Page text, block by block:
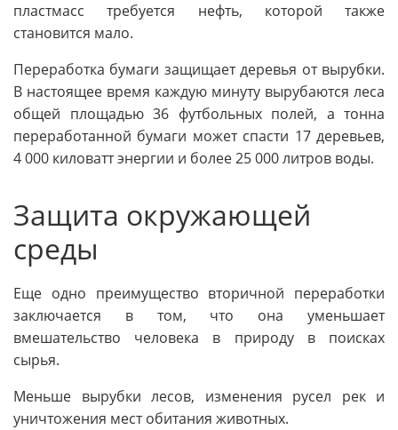
пластмасс требуется нефть, которой также
становится мало.
Переработка бумаги защищает деревья от вырубки.
В настоящее время каждую минуту вырубаются леса
общей площадью 36 футбольных полей, а тонна
переработанной бумаги может спасти 17 деревьев,
4 000 киловатт энергии и более 25 000 литров воды.
Защита окружающей
среды
Еще одно преимущество вторичной переработки
заключается в том, что она уменьшает
вмешательство человека в природу в поисках
сырья.
Меньше вырубки лесов, изменения русел рек и
уничтожения мест обитания животных.